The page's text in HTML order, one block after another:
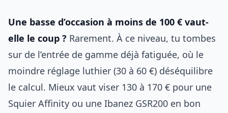
Une basse d’occasion à moins de 100 € vaut-
elle le coup ? Rarement. À ce niveau, tu tombes
sur de l’entrée de gamme déjà fatiguée, où le
moindre réglage luthier (30 à 60 €) déséquilibre
le calcul. Mieux vaut viser 130 à 170 € pour une
Squier Affinity ou une Ibanez GSR200 en bon